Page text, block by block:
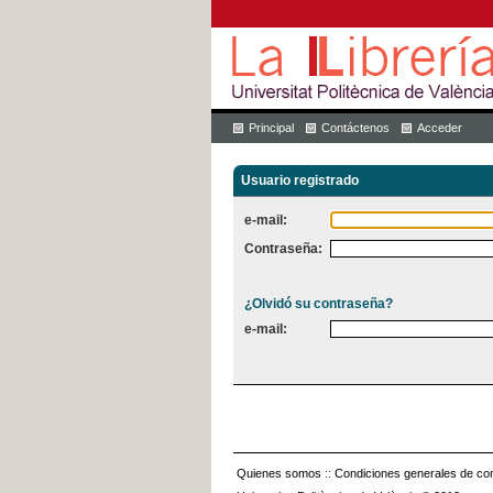
Principal Contáctenos Acceder
Usuario registrado
e-mail:
Contraseña:
¿Olvidó su contraseña?
e-mail:
Quienes somos :: Condiciones generales de